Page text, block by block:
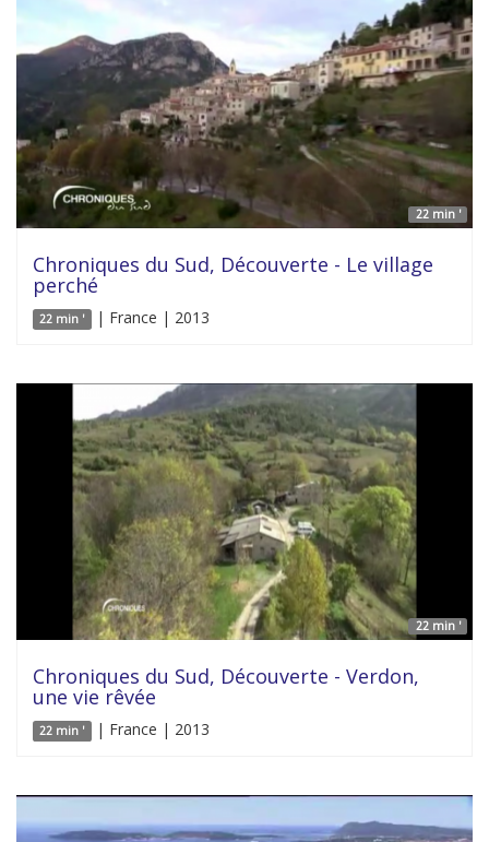
22 min '
Chroniques du Sud, Découverte - Le village
perché
22 min ' | France | 2013
22 min '
Chroniques du Sud, Découverte - Verdon,
une vie rêvée
22 min ' | France | 2013